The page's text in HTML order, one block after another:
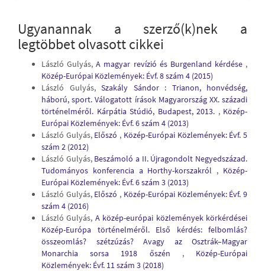
Ugyanannak a szerző(k)nek a
legtöbbet olvasott cikkei
László Gulyás,A magyar revízió és Burgenland kérdése ,
Közép-Európai Közlemények: Évf. 8 szám 4 (2015)
László Gulyás, Szakály Sándor : Trianon, honvédség,
háború, sport. Válogatott írások Magyarország XX. századi
történelméről. Kárpátia Stúdió, Budapest, 2013. , Közép-
Európai Közlemények: Évf. 6 szám 4 (2013)
László Gulyás, Előszó , Közép-Európai Közlemények: Évf. 5
szám 2 (2012)
László Gulyás, Beszámoló a II. Újragondolt Negyedszázad.
Tudományos konferencia a Horthy-korszakról , Közép-
Európai Közlemények: Évf. 6 szám 3 (2013)
László Gulyás, Előszó , Közép-Európai Közlemények: Évf. 9
szám 4 (2016)
László Gulyás, A közép-európai közlemények körkérdései
Közép-Európa történelméről. Első kérdés: felbomlás?
összeomlás? szétzúzás? Avagy az Osztrák–Magyar
Monarchia sorsa 1918 őszén , Közép-Európai
Közlemények: Évf. 11 szám 3 (2018)